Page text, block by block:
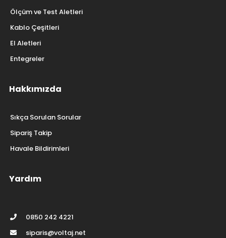
Ölçüm ve Test Aletleri
Kablo Çeşitleri
El Aletleri
Entegreler
Hakkımızda
Sıkça Sorulan Sorular
Sipariş Takip
Havale Bildirimleri
Yardım
0850 242 4221
siparis@voltaj.net